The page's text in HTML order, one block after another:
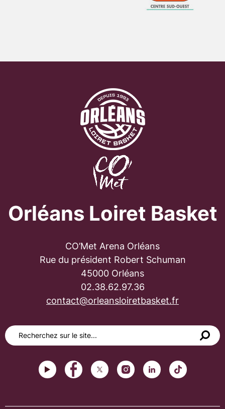
Orléans Loiret Basket
CO’Met Arena Orléans
Rue du président Robert Schuman
45000 Orléans
02.38.62.97.36
contact@orleansloiretbasket.fr